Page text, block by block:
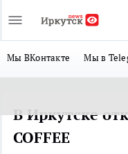
Мы ВКонтакте Мы в
В Иркутске
COFFEE